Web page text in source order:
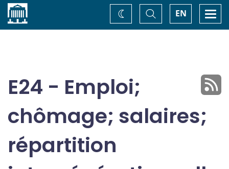
Accueil EN
Basculer
la
recherche
Changez
de
E24 - Emploi;
chômage; salaires;
répartition